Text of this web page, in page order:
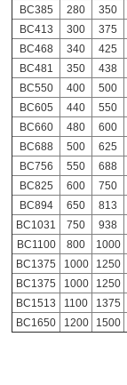
BC385
280 350
BC413
300 375
BC468
340 425
BC481
350 438
BC550
400 500
BC605
440 550
BC660
480 600
BC688
500 625
BC756
550 688
BC825
600 750
BC894
650 813
BC1031
750 938
BC1100
800 1000
BC1375
1000 1250
BC1375
1000 1250
BC1513
1100 1375
BC1650
1200 1500